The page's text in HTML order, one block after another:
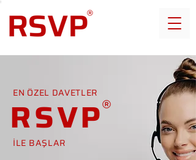
EN ÖZEL DAVETLER
RSVP
İLE BAŞLAR